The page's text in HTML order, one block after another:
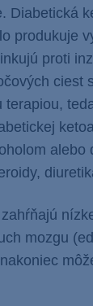
Diabetická
produkuje
proti
ciest
alebo
mozgu